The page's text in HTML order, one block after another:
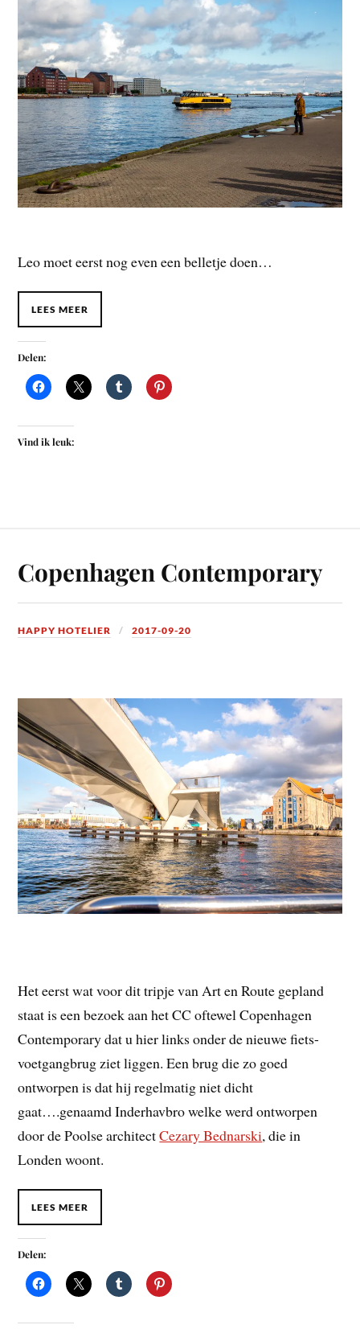
Leo moet eerst nog even een belletje doen…
LEES MEER
Delen:
Vind ik leuk:
Copenhagen Contemporary
HAPPY HOTELIER 2017-09-20
Het eerst wat voor dit tripje van Art en Route gepland
staat is een bezoek aan het CC oftewel Copenhagen
Contemporary dat u hier links onder de nieuwe fiets-
voetgangbrug ziet liggen. Een brug die zo goed
ontworpen is dat hij regelmatig niet dicht
gaat….genaamd Inderhavbro welke werd ontworpen
door de Poolse architectCezary Bednarski, die in
Londen woont.
LEES MEER
Delen: